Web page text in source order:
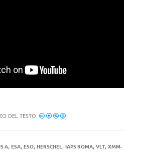
DEL TESTO:
A, ESA, ESO, HERSCHEL, IAPS ROMA, VLT, XMM-